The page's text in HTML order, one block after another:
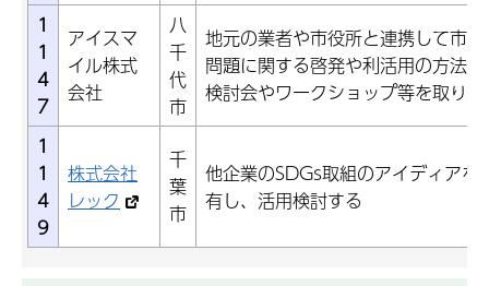
1
1
4
7
アイスマ
イル株式
会社
八
千
代
市
地元の業者や市役所と連携して市
問題に関する啓発や利活用の方法
検討会やワークショップ等を取り
1
1
4
9
株式会社
レック
千
葉
市
他企業のSDGs取組のアイディアを
有し、活用検討する